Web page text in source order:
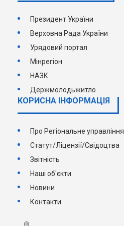
Президент України
Верховна Рада України
Урядовий портал
Мінрегіон
НАЗК
Держмолодьжитло
КОРИСНА ІНФОРМАЦІЯ
Про Регіональне управління
Статут/Ліцензії/Свідоцтва
Звітність
Наші об'єкти
Новини
Контакти